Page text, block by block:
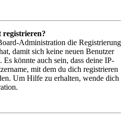
Administration die Registrierung
damit sich keine neuen Benutzer
Es könnte auch sein, dass deine IP-
mit dem du dich registrieren
Um Hilfe zu erhalten, wende dich